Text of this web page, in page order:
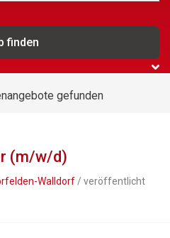
gefunden
(m/w/d)
Walldorf / veröffentlicht